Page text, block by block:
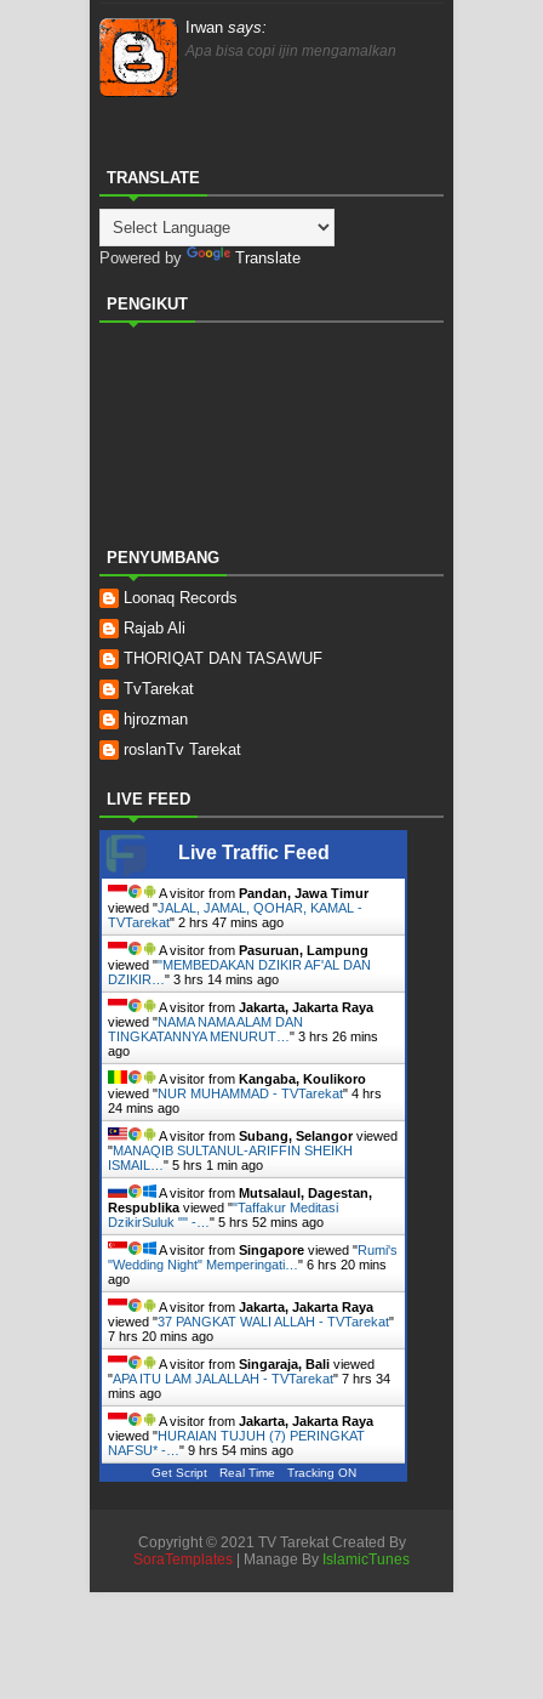
Irwan says:
Apa bisa copi ijin mengamalkan
TRANSLATE
Powered by Translate
PENGIKUT
PENYUMBANG
Loonaq Records
Rajab Ali
THORIQAT DAN TASAWUF
TvTarekat
hjrozman
roslanTv Tarekat
LIVE FEED
Live Traffic Feed
A visitor from Pandan, Jawa Timur
viewed "JALAL, JAMAL, QOHAR, KAMAL -
TVTarekat" 2 hrs 47 mins ago
A visitor from Pasuruan, Lampung
viewed ""MEMBEDAKAN DZIKIR AF'AL DAN
DZIKIR…" 3 hrs 14 mins ago
A visitor from Jakarta, Jakarta Raya
viewed "NAMA NAMA ALAM DAN
TINGKATANNYA MENURUT…" 3 hrs 26 mins
ago
A visitor from Kangaba, Koulikoro
viewed "NUR MUHAMMAD - TVTarekat" 4 hrs
24 mins ago
A visitor from Subang, Selangorviewed
"MANAQIB SULTANUL-ARIFFIN SHEIKH
ISMAIL…" 5 hrs 1 min ago
A visitor from Mutsalaul, Dagestan,
Respublikaviewed ""Taffakur Meditasi
DzikirSuluk "" -…" 5 hrs 52 mins ago
A visitor from Singapore viewed "Rumi's
"Wedding Night" Memperingati…" 6 hrs 20 mins
ago
A visitor from Jakarta, Jakarta Raya
viewed "37 PANGKAT WALI ALLAH - TVTarekat"
7 hrs 21 mins ago
A visitor from Singaraja, Bali viewed
"APA ITU LAM JALALLAH - TVTarekat" 7 hrs 34
mins ago
A visitor from Jakarta, Jakarta Raya
viewed "HURAIAN TUJUH (7) PERINGKAT
NAFSU* -…" 9 hrs 54 mins ago
Get Script Real Time Tracking ON
Copyright © 2021 TV Tarekat Created By
SoraTemplates | Manage By IslamicTunes